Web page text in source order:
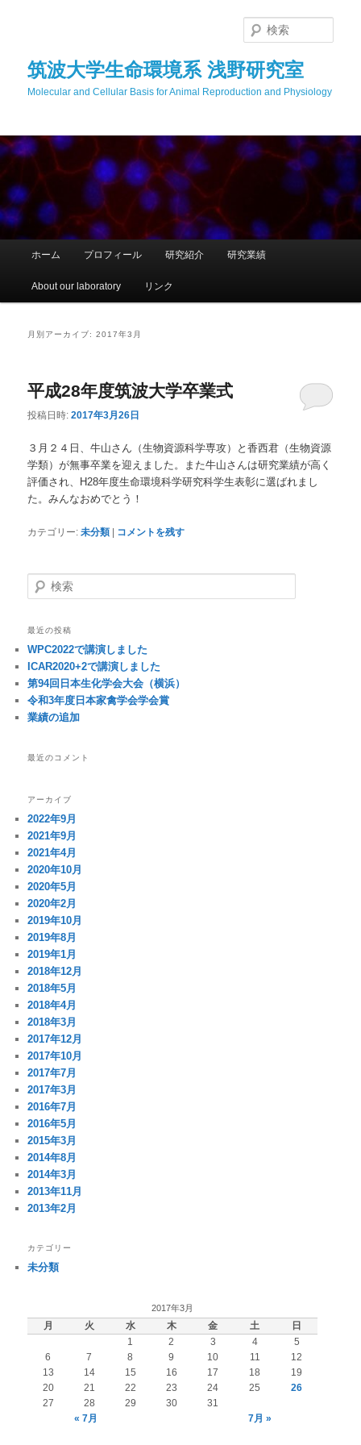
へ
移
動
移
動
筑波大学生命環境系 浅野研究室
Molecular and Cellular Basis for Animal Reproduction and Physiology
索
ホーム プロフィール 研究紹介 研究業績
About our laboratory リンク
月別アーカイブ:2017年3月
平成28年度筑波大学卒業式
投稿日時:2017年3月26日
３月２４日、牛山さん（生物資源科学専攻）と香西君（生物資源
学類）が無事卒業を迎えました。また牛山さんは研究業績が高く
評価され、H28年度生命環境科学研究科学生表彰に選ばれまし
た。みんなおめでとう！
カテゴリー: 未分類 | コメントを残す
検
索
最近の投稿
WPC2022で講演しました
ICAR2020+2で講演しました
第94回日本生化学会大会（横浜）
令和3年度日本家禽学会学会賞
業績の追加
最近のコメント
アーカイブ
2022年9月
2021年9月
2021年4月
2020年10月
2020年5月
2020年2月
2019年10月
2019年8月
2019年1月
2018年12月
2018年5月
2018年4月
2018年3月
2017年12月
2017年10月
2017年7月
2017年3月
2016年7月
2016年5月
2015年3月
2014年8月
2014年3月
2013年11月
2013年2月
カテゴリー
未分類
2017年3月
月 火 水 木 金 土
日
1
2 3 4
5
6
7 8 9 10 11
12
13
14 15 16 17 18
19
20
21 22 23 24 25
26
27
28 29 30
31
« 7月
7月 »